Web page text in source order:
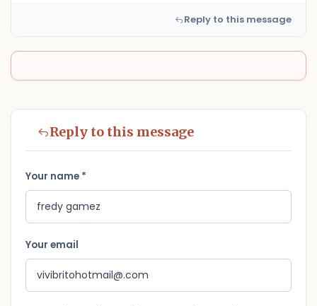
Reply to this message
Reply to this message
Your name *
Your email